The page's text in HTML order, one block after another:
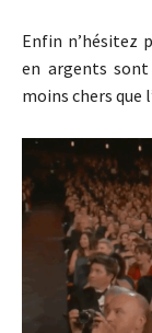
Enfin n’hésitez
en argents
moins chers que